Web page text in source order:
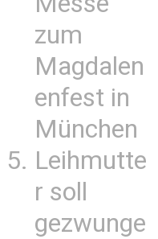
zum
Magdalen
enfest in
München
Leihmutte
r soll
gezwunge